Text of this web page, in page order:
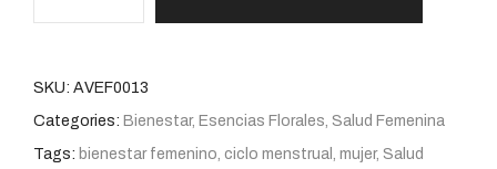
SKU: AVEF0013
Categories: Bienestar, Esencias Florales, Salud Femenina
Tags: bienestar femenino, ciclo menstrual , mujer, Salud